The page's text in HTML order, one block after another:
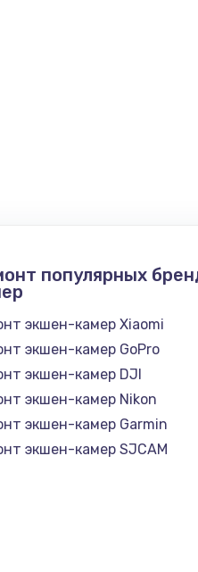
популярных
экшен-камер Xiaomi
экшен-камер GoPro
экшен-камер DJI
экшен-камер Nikon
экшен-камер Garmin
экшен-камер SJCAM